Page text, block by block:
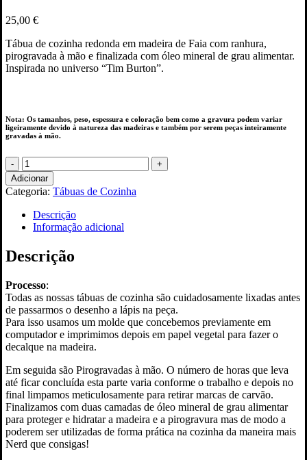
25,00 €
Tábua de cozinha redonda em madeira de Faia com ranhura,
pirogravada à mão e finalizada com óleo mineral de grau alimentar.
Inspirada no universo “Tim Burton”.
Nota: Os tamanhos, peso, espessura e coloração bem como a gravura podem variar
ligeiramente devido à natureza das madeiras e também por serem peças inteiramente
gravadas à mão.
Quantidade
de
Tábua
De
Cozinha
Redonda
pequena
“Smilling
Jack”
Adicionar
Categoria: Tábuas de Cozinha
Descrição
Informação adicional
Descrição
Processo:
Todas as nossas tábuas de cozinha são cuidadosamente lixadas antes
de passarmos o desenho a lápis na peça.
Para isso usamos um molde que concebemos previamente em
computador e imprimimos depois em papel vegetal para fazer o
decalque na madeira.
Em seguida são Pirogravadas à mão. O número de horas que leva
até ficar concluída esta parte varia conforme o trabalho e depois no
final limpamos meticulosamente para retirar marcas de carvão.
Finalizamos com duas camadas de óleo mineral de grau alimentar
para proteger e hidratar a madeira e a pirogravura mas de modo a
poderem ser utilizadas de forma prática na cozinha da maneira mais
Nerd que consigas!